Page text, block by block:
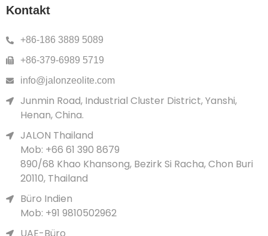
Kontakt
+86-186 3889 5089
+86-379-6989 5719
info@jalonzeolite.com
Junmin Road, Industrial Cluster District, Yanshi,
Henan, China.
JALON Thailand
Mob: +66 61 390 8679
890/68 Khao Khansong, Bezirk Si Racha, Chon Buri
20110, Thailand
Büro Indien
Mob: +91 9810502962
UAE-Büro